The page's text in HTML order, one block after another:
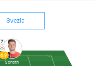
Svezia
7
6.9
Sorloth